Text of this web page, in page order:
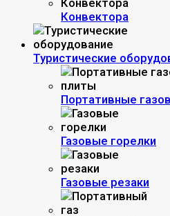
Конвектора
Туристические
Портативные
Газовые горелки
Газовые резаки